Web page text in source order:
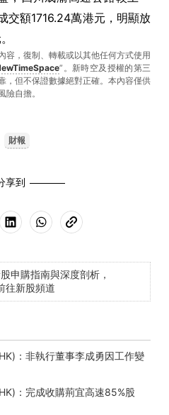
交額1716.24萬港元，明顯放
容，復制、轉載或以其他任何方式使用
”。新時空及授權的第三
，但不保證數據絕對正確。本內容僅供
自擔。
財報
享到
申購指南與深度剖析，
往新股頻道
：非執行董事李成勇因工作變
：完成收購荊宜高速85%股